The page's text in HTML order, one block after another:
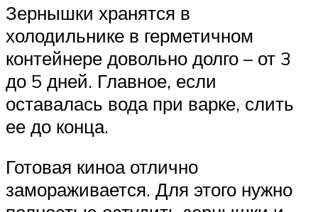
Зернышки хранятся в
холодильнике в герметичном
контейнере довольно долго – от 3
до 5 дней. Главное, если
оставалась вода при варке, слить
ее до конца.
Готовая киноа отлично
замораживается. Для этого нужно